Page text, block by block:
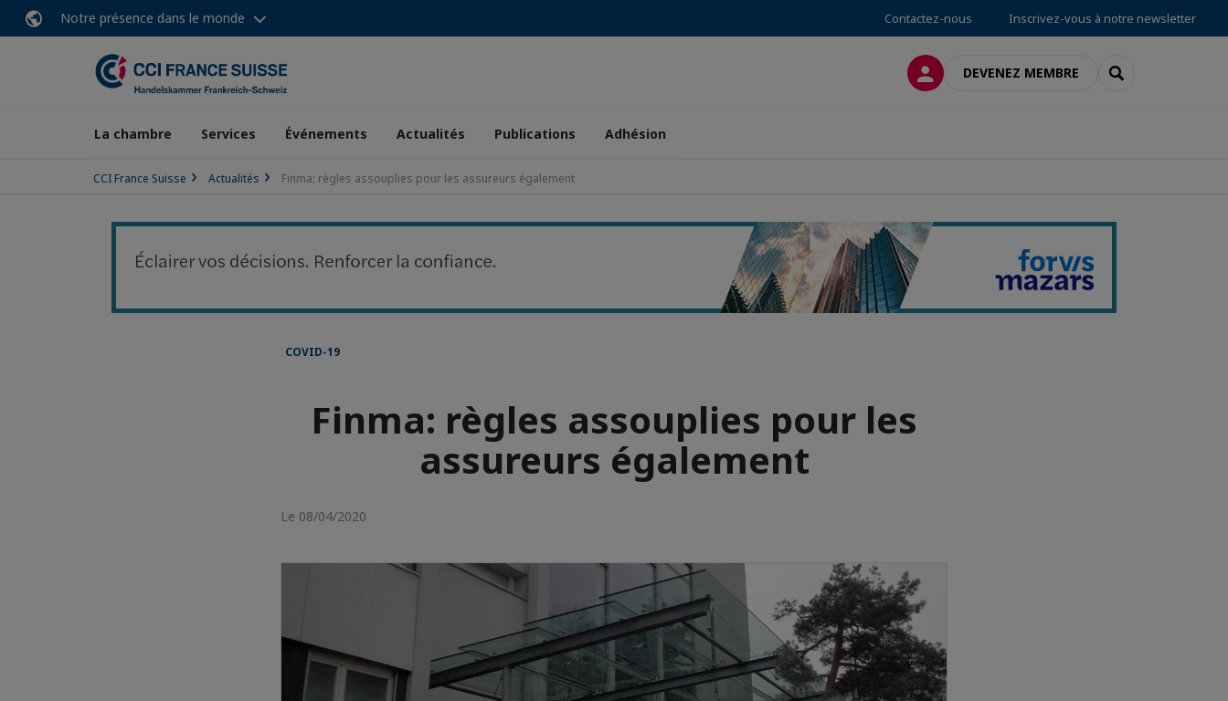
Notre présence dans le monde Contactez-nous Inscrivez-vous à notre newsletter
CONNEXIONDEVENEZ MEMBRE RECHERCHER
La chambre Services Événements Actualités Publications Adhésion
CCI France Suisse Actualités Finma: règles assouplies pour les assureurs également
COVID-19
Finma: règles assouplies pour les
assureurs également
Le 08/04/2020